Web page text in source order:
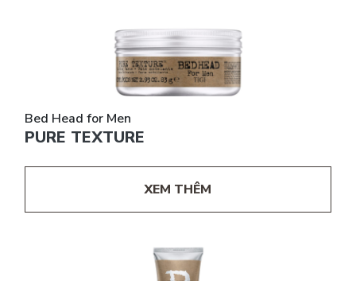
Bed Head for Men
PURE TEXTURE
XEM THÊM